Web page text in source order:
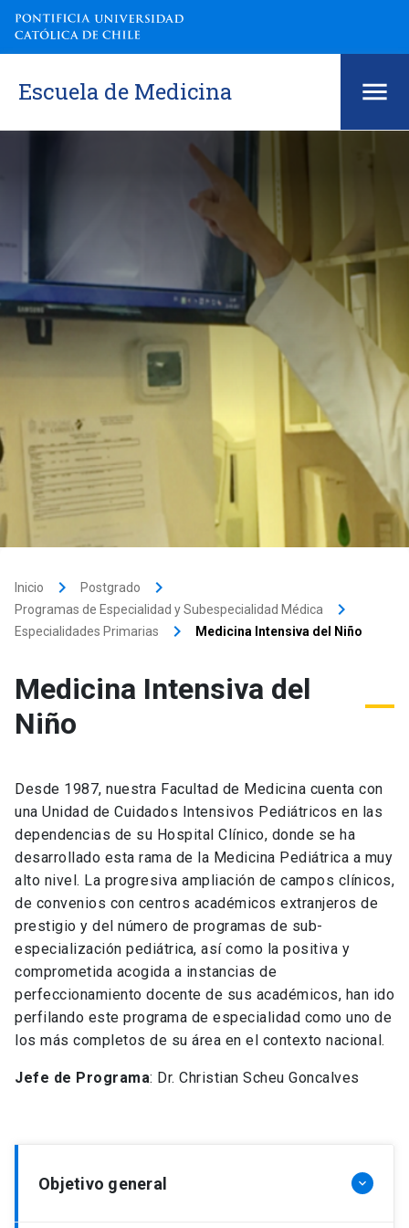
Escuela de Medicina
Inicio keyboard_arrow_right Postgrado keyboard_arrow_right
Programas de Especialidad y Subespecialidad Médica keyboard_arrow_right
Especialidades Primarias keyboard_arrow_right Medicina Intensiva del Niño
Medicina Intensiva del
Niño
Desde 1987, nuestra Facultad de Medicina cuenta con
una Unidad de Cuidados Intensivos Pediátricos en las
dependencias de su Hospital Clínico, donde se ha
desarrollado esta rama de la Medicina Pediátrica a muy
alto nivel. La progresiva ampliación de campos clínicos,
de convenios con centros académicos extranjeros de
prestigio y del número de programas de sub-
especialización pediátrica, así como la positiva y
comprometida acogida a instancias de
perfeccionamiento docente de sus académicos, han ido
perfilando este programa de especialidad como uno de
los más completos de su área en el contexto nacional.
Jefe de Programa: Dr. Christian Scheu Goncalves
Objetivo general keyboard_arrow_down